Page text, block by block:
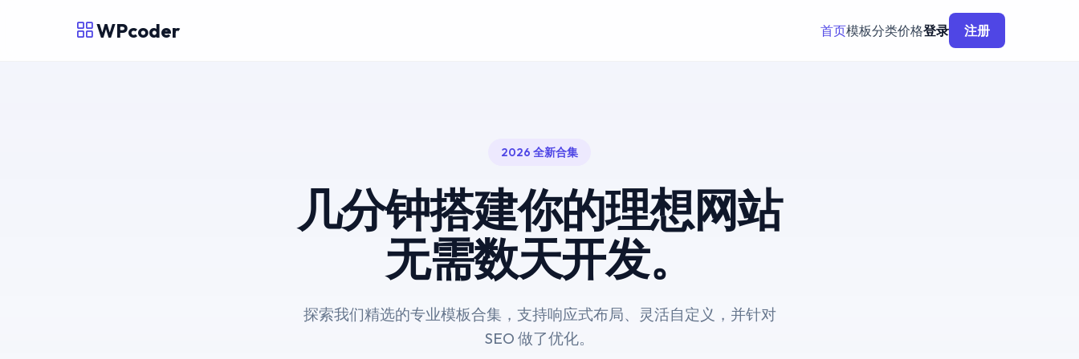
WPcoder 首页模板分类价格登录 注册
2026 全新合集
几分钟搭建你的理想网站
无需数天开发。
探索我们精选的专业模板合集，支持响应式布局、灵活自定义，并针对
SEO 做了优化。